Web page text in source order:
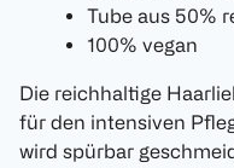
Tube aus 50%
100% vegan
Die reichhaltige
für den intensiven
wird spürbar